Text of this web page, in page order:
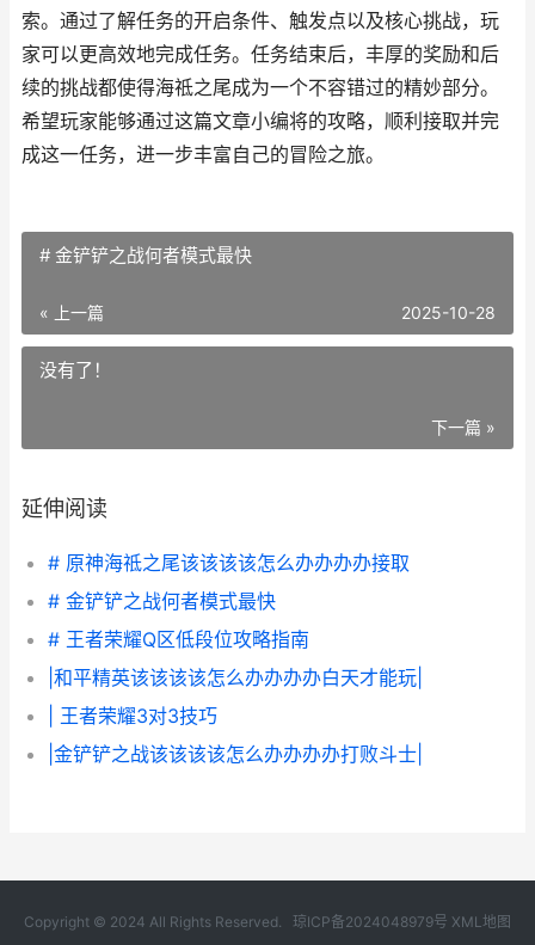
索。通过了解任务的开启条件、触发点以及核心挑战，玩
家可以更高效地完成任务。任务结束后，丰厚的奖励和后
续的挑战都使得海祗之尾成为一个不容错过的精妙部分。
希望玩家能够通过这篇文章小编将的攻略，顺利接取并完
成这一任务，进一步丰富自己的冒险之旅。
# 金铲铲之战何者模式最快
« 上一篇 2025-10-28
没有了！
下一篇 »
延伸阅读
# 原神海祗之尾该该该该怎么办办办办接取
# 金铲铲之战何者模式最快
# 王者荣耀Q区低段位攻略指南
|和平精英该该该该怎么办办办办白天才能玩|
| 王者荣耀3对3技巧
|金铲铲之战该该该该怎么办办办办打败斗士|
Copyright © 2024 All Rights Reserved. 琼ICP备2024048979号 XML地图